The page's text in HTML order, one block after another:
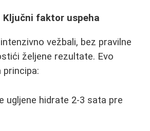
Ključni faktor uspeha
vežbali, bez pravilne
željene rezultate. Evo
principa:
ugljene hidrate 2-3 sata pre